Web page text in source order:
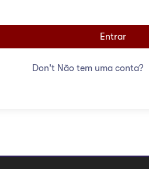
Entrar
Don't Não tem uma conta?